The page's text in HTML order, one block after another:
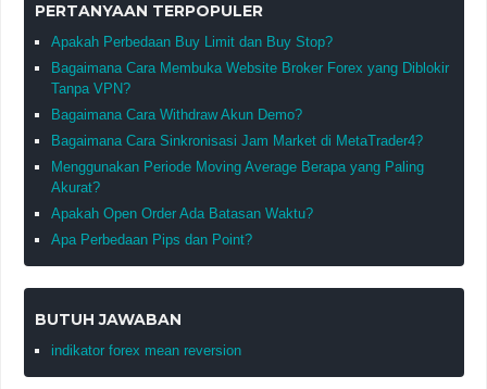
PERTANYAAN TERPOPULER
Apakah Perbedaan Buy Limit dan Buy Stop?
Bagaimana Cara Membuka Website Broker Forex yang Diblokir
Tanpa VPN?
Bagaimana Cara Withdraw Akun Demo?
Bagaimana Cara Sinkronisasi Jam Market di MetaTrader4?
Menggunakan Periode Moving Average Berapa yang Paling
Akurat?
Apakah Open Order Ada Batasan Waktu?
Apa Perbedaan Pips dan Point?
BUTUH JAWABAN
indikator forex mean reversion